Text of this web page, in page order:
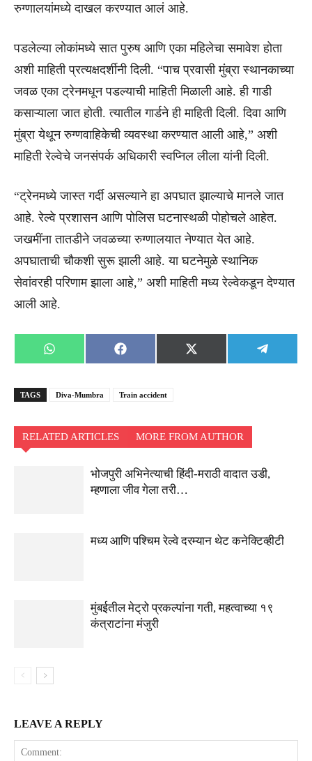
रुग्णालयांमध्ये दाखल करण्यात आलं आहे.
पडलेल्या लोकांमध्ये सात पुरुष आणि एका महिलेचा समावेश होता
अशी माहिती प्रत्यक्षदर्शीनी दिली. “पाच प्रवासी मुंब्रा स्थानकाच्या
जवळ एका ट्रेनमधून पडल्याची माहिती मिळाली आहे. ही गाडी
कसाऱ्याला जात होती. त्यातील गार्डने ही माहिती दिली. दिवा आणि
मुंब्रा येथून रुग्णवाहिकेची व्यवस्था करण्यात आली आहे,” अशी
माहिती रेल्वेचे जनसंपर्क अधिकारी स्वप्निल लीला यांनी दिली.
“ट्रेनमध्ये जास्त गर्दी असल्याने हा अपघात झाल्याचे मानले जात
आहे. रेल्वे प्रशासन आणि पोलिस घटनास्थळी पोहोचले आहेत.
जखमींना तातडीने जवळच्या रुग्णालयात नेण्यात येत आहे.
अपघाताची चौकशी सुरू झाली आहे. या घटनेमुळे स्थानिक
सेवांवरही परिणाम झाला आहे,” अशी माहिती मध्य रेल्वेकडून देण्यात
आली आहे.
Share
on
WhatsApp
Share
on
Facebook
Share
on
X
(Twitter)
Share
on
TAGS Diva-Mumbra Train accident
RELATED ARTICLES MORE FROM AUTHOR
भोजपुरी अभिनेत्याची हिंदी-मराठी वादात उडी,
म्हणाला जीव गेला तरी…
मध्य आणि पश्चिम रेल्वे दरम्यान थेट कनेक्टिव्हीटी
मुंबईतील मेट्रो प्रकल्पांना गती, महत्वाच्या १९
कंत्राटांना मंजुरी
LEAVE A REPLY